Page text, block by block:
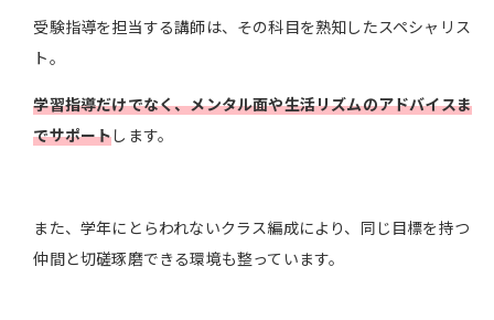
受験指導を担当する講師は、その科目を熟知したスペシャリス
ト。
学習指導だけでなく、メンタル面や生活リズムのアドバイスま
でサポートします。
また、学年にとらわれないクラス編成により、同じ目標を持つ
仲間と切磋琢磨できる環境も整っています。